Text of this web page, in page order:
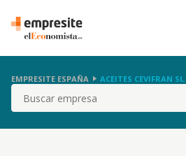
EMPRESITE ESPAÑA ACEITES CEVIFRAN SL.
Buscar